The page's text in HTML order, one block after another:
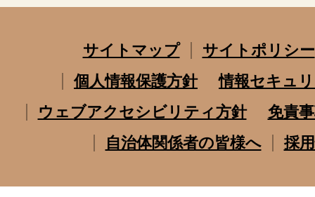
サイトマップ
サイトポリシー
個人情報保護方針
情報セキュ
ウェブアクセシビリティ方針
免責
自治体関係者の皆様へ
採